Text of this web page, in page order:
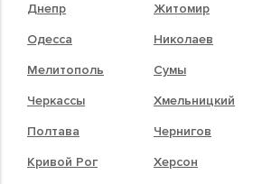
Днепр
Житомир
Одесса
Николаев
Мелитополь
Сумы
Черкассы
Хмельницкий
Полтава
Чернигов
Кривой Рог
Херсон